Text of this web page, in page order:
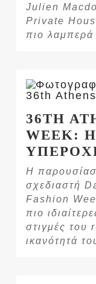
Julien
Private
πιο
36TH
WEEK:
Η
σχεδιαστή
Fashion
πιο
στιγμές του
ικανότητά